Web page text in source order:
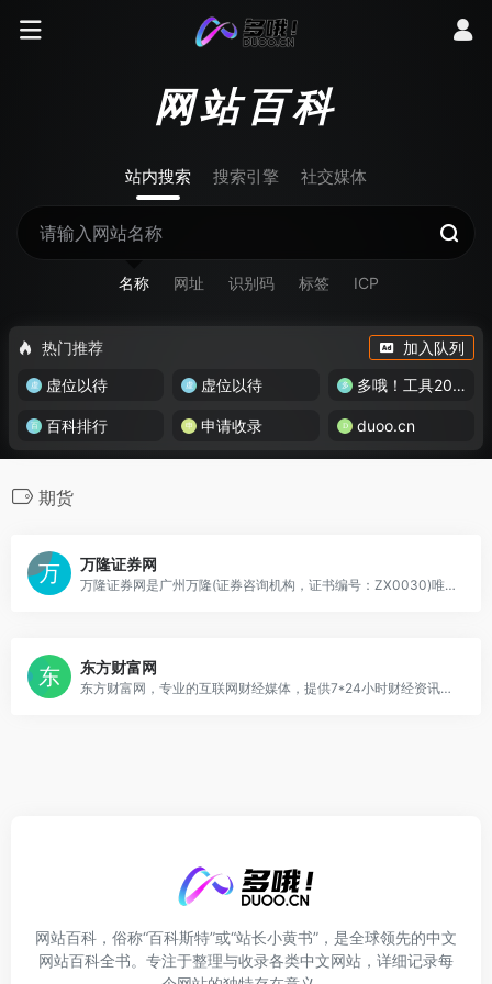
网站百科
站内搜索 搜索引擎 社交媒体
名称 网址 识别码 标签 ICP
热门推荐
加入队列
虚位以待
虚位以待 多哦！工具200+
百科排行 申请收录 duoo.cn
期货
万隆证券网
万隆证券网是广州万隆(证券咨询机构，证书编号：ZX0030)唯一指定官方网站，每日发布万隆研判观点和最新股市资讯，提供专业的证券咨询服务，业内久负盛名。
东方财富网
东方财富网，专业的互联网财经媒体，提供7*24小时财经资讯及全球金融市场报价，汇聚全方位的综合财经资讯和金融市场资讯，覆盖股票、财经、证券、金融、美股、港股、行情、基金、债券、期货、外汇、科创板、保险、信托、黄金、理财、商业、银行、博客、股吧、财迷、论坛等财经综合信息
网站百科，俗称“百科斯特”或“站长小黄书”，是全球领先的中文
网站百科全书。专注于整理与收录各类中文网站，详细记录每